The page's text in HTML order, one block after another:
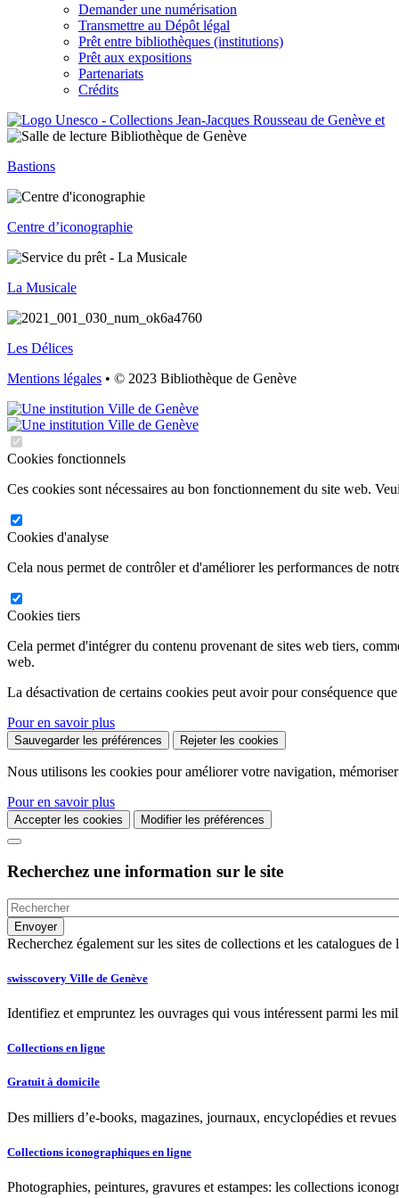
Demander une numérisation
Transmettre au Dépôt légal
Prêt entre bibliothèques (institutions)
Prêt aux expositions
Partenariats
Crédits
Bastions
Centre d’iconographie
La Musicale
Les Délices
Mentions légales • © 2023 Bibliothèque de Genève
Cookies fonctionnels
Ces cookies sont nécessaires au bon fonctionnement du site web.
Cookies d'analyse
Cela nous permet de contrôler et d'améliorer les performances de
Cookies tiers
Cela permet d'intégrer du contenu provenant de sites web tiers,
web.
La désactivation de certains cookies peut avoir pour conséquence
Pour en savoir plus
Sauvegarder les préférences Rejeter les cookies
Nous utilisons les cookies pour améliorer votre navigation,
Pour en savoir plus
Accepter les cookies Modifier les préférences
Recherchez une information sur le site
Recherchez également sur les sites de collections et les catalogues
swisscovery Ville de Genève
Identifiez et empruntez les ouvrages qui vous intéressent parmi les
Collections en ligne
Gratuit à domicile
Des milliers d’e-books, magazines, journaux, encyclopédies et
Collections iconographiques en ligne
Photographies, peintures, gravures et estampes: les collections